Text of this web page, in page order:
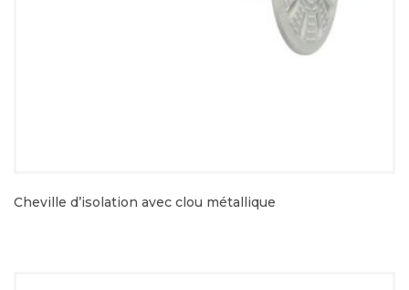
Cheville d’isolation avec clou métallique